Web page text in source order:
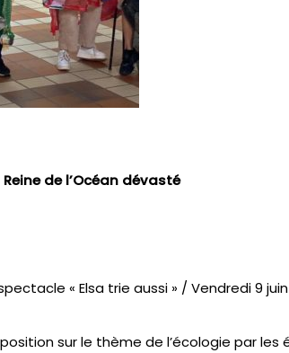
dévasté Détritus,
« Elsa trie aussi » / Vendredi 9 juin
sur le thème de l’écologie par les